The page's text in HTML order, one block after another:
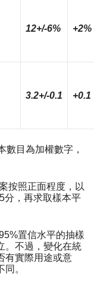
12+/-6% +2%
3.2+/-0.1 +0.1
數目為加權數字，
按照正面程度，以
分，再求取樣本平
置信水平的抽樣
。不過，變化在統
有實際用途或意
。